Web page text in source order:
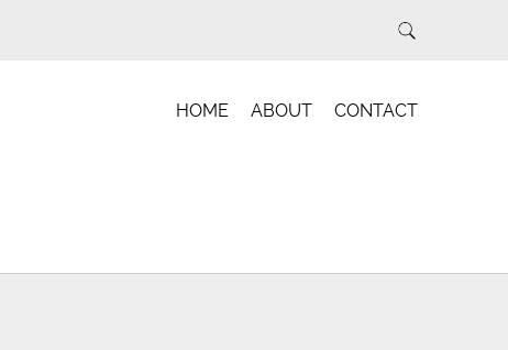
HOME ABOUT CONTACT